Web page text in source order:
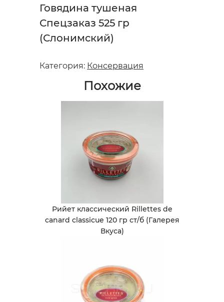
Говядина тушеная
Спецзаказ 525 гр
(Слонимский)
Категория: Консервация
Похожие
Рийет классический Rillettes de
canard classicue 120 гр ст/б (Галерея
Вкуса)